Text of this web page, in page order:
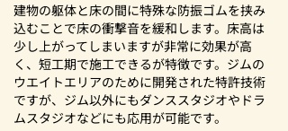
建物の躯体と床の間に特殊な防振ゴムを挟み
込むことで床の衝撃音を緩和します。床高は
少し上がってしまいますが非常に効果が高
く、短工期で施工できるが特徴です。ジムの
ウエイトエリアのために開発された特許技術
ですが、ジム以外にもダンススタジオやドラ
ムスタジオなどにも応用が可能です。